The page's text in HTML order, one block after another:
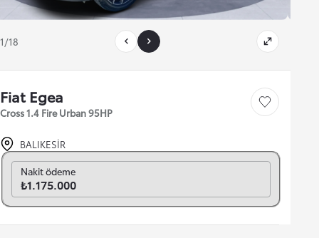
1/18
Fiat Egea
Cross 1.4 Fire Urban 95HP
Save car
BALIKESİR
Nakit ödeme
₺1.175.000